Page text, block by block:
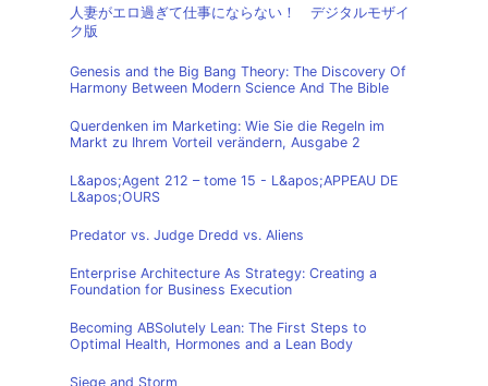
人妻がエロ過ぎて仕事にならない！ デジタルモザイ
ク版
Genesis and the Big Bang Theory: The Discovery Of
Harmony Between Modern Science And The Bible
Querdenken im Marketing: Wie Sie die Regeln im
Markt zu Ihrem Vorteil verändern, Ausgabe 2
L&apos;Agent 212 – tome 15 - L&apos;APPEAU DE
L&apos;OURS
Predator vs. Judge Dredd vs. Aliens
Enterprise Architecture As Strategy: Creating a
Foundation for Business Execution
Becoming ABSolutely Lean: The First Steps to
Optimal Health, Hormones and a Lean Body
Siege and Storm